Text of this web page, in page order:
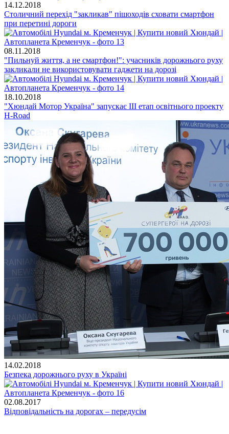
14.12.2018
Столичний перехід "закликав" пішоходів сховати смартфон
при перетині дороги
08.11.2018
"Пильнуй життя, а не смартфон!": учасників дорожнього руху
закликали не використовувати гаджети на дорозі
18.10.2018
"Хюндай Мотор Україна" запускає III етап освітнього проекту
H-Road
14.02.2018
Безпека дорожнього руху в Україні
02.08.2017
Відповідальність на дорогах – передусім